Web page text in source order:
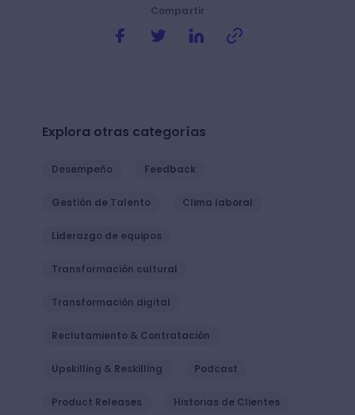
Compartir
Explora otras categorías
Desempeño Feedback
Gestión de Talento Clima laboral
Liderazgo de equipos
Transformación cultural
Transformación digital
Reclutamiento & Contratación
Upskilling & Reskilling Podcast
Product Releases Historias de Clientes